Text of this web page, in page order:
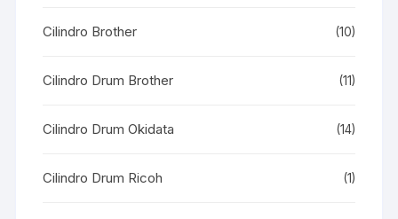
Cilindro Brother (10)
Cilindro Drum Brother (11)
Cilindro Drum Okidata (14)
Cilindro Drum Ricoh (1)